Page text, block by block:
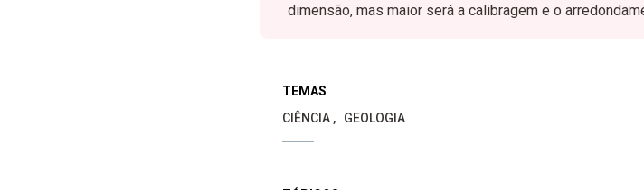
dimensão, mas maior será a calibragem e o
TEMAS
CIÊNCIA
GEOLOGIA